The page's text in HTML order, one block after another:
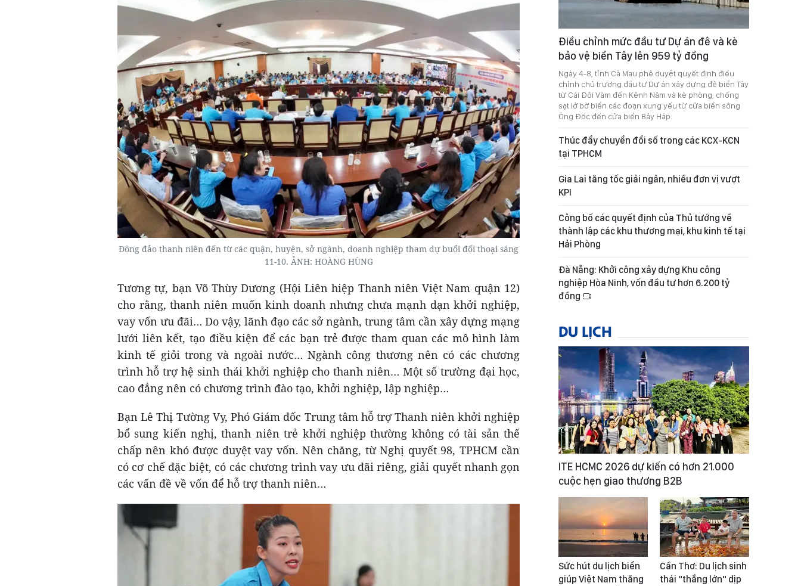
Đông đảo thanh niên đến từ các quận, huyện, sở ngành, doanh nghiệp tham dự buổi đối thoại sáng
11-10. ẢNH: HOÀNG HÙNG
Tương tự, bạn Võ Thùy Dương (Hội Liên hiệp Thanh niên Việt Nam quận 12)
cho rằng, thanh niên muốn kinh doanh nhưng chưa mạnh dạn khởi nghiệp,
vay vốn ưu đãi… Do vậy, lãnh đạo các sở ngành, trung tâm cần xây dựng mạng
lưới liên kết, tạo điều kiện để các bạn trẻ được tham quan các mô hình làm
kinh tế giỏi trong và ngoài nước… Ngành công thương nên có các chương
trình hỗ trợ hệ sinh thái khởi nghiệp cho thanh niên… Một số trường đại học,
cao đẳng nên có chương trình đào tạo, khởi nghiệp, lập nghiệp…
Bạn Lê Thị Tường Vy, Phó Giám đốc Trung tâm hỗ trợ Thanh niên khởi nghiệp
bổ sung kiến nghị, thanh niên trẻ khởi nghiệp thường không có tài sản thế
chấp nên khó được duyệt vay vốn. Nên chăng, từ Nghị quyết 98, TPHCM cần
có cơ chế đặc biệt, có các chương trình vay ưu đãi riêng, giải quyết nhanh gọn
các vấn đề về vốn để hỗ trợ thanh niên…
Điều chỉnh mức đầu tư Dự án đê và kè
bảo vệ biển Tây lên 959 tỷ đồng
Ngày 4-8, tỉnh Cà Mau phê duyệt quyết định điều
chỉnh chủ trương đầu tư Dự án xây dựng đê biển Tây
từ Cái Đôi Vàm đến Kênh Năm và kè phòng, chống
sạt lở bờ biển các đoạn xung yếu từ cửa biển sông
Ông Đốc đến cửa biển Bảy Háp.
Thúc đẩy chuyển đổi số trong các KCX-KCN
tại TPHCM
Gia Lai tăng tốc giải ngân, nhiều đơn vị vượt
KPI
Công bố các quyết định của Thủ tướng về
thành lập các khu thương mại, khu kinh tế tại
Hải Phòng
Đà Nẵng: Khởi công xây dựng Khu công
nghiệp Hòa Ninh, vốn đầu tư hơn 6.200 tỷ
đồng
DU LỊCH
ITE HCMC 2026 dự kiến có hơn 21.000
cuộc hẹn giao thương B2B
Sức hút du lịch biển
giúp Việt Nam thăng
Cần Thơ: Du lịch sinh
thái "thắng lớn" dịp